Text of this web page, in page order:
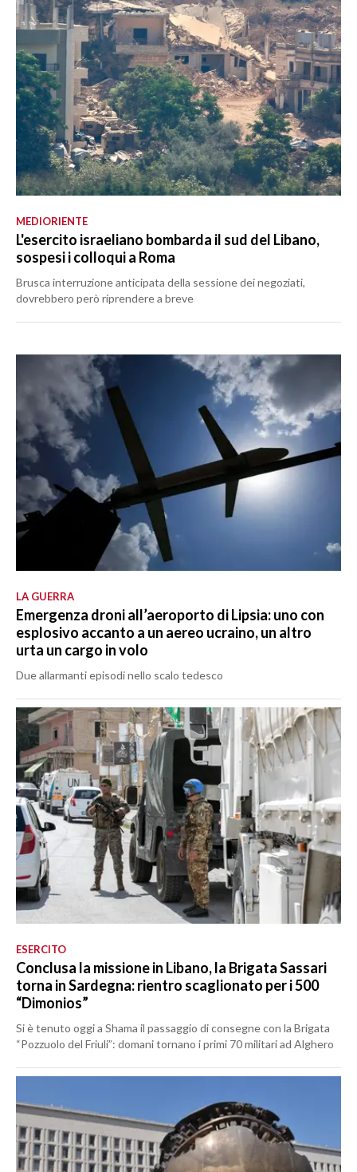
MEDIORIENTE
L'esercito israeliano bombarda il sud del Libano,
sospesi i colloqui a Roma
Brusca interruzione anticipata della sessione dei negoziati,
dovrebbero però riprendere a breve
LA GUERRA
Emergenza droni all’aeroporto di Lipsia: uno con
esplosivo accanto a un aereo ucraino, un altro
urta un cargo in volo
Due allarmanti episodi nello scalo tedesco
ESERCITO
Conclusa la missione in Libano, la Brigata Sassari
torna in Sardegna: rientro scaglionato per i 500
“Dimonios”
Si è tenuto oggi a Shama il passaggio di consegne con la Brigata
“Pozzuolo del Friuli”: domani tornano i primi 70 militari ad Alghero